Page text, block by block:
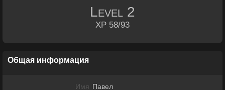
Level 2
XP 58/93
Общая информация
Имя Павел